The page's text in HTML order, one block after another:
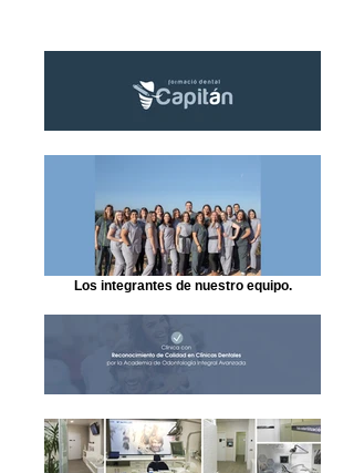
Los integrantes de nuestro equipo.